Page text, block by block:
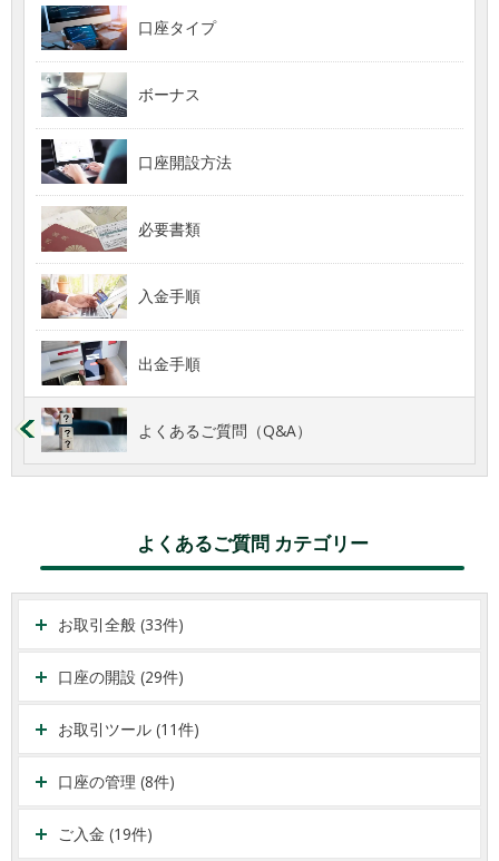
口座タイプ
ボーナス
口座開設方法
必要書類
入金手順
出金手順
よくあるご質問（Q&A）
よくあるご質問 カテゴリー
お取引全般 (33件)
口座の開設 (29件)
お取引ツール (11件)
口座の管理 (8件)
ご入金 (19件)